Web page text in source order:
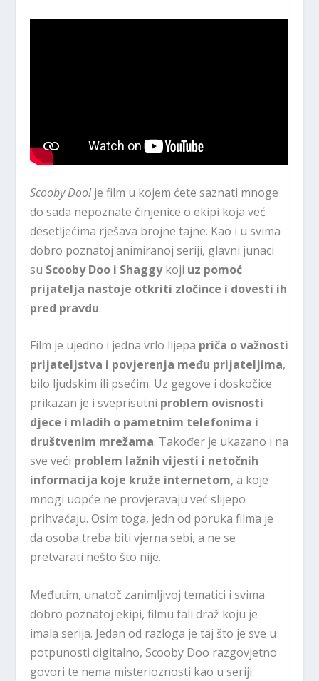
Scooby Doo!je film u kojem ćete saznati mnoge
do sada nepoznate činjenice o ekipi koja već
desetljećima rješava brojne tajne. Kao i u svima
dobro poznatoj animiranoj seriji, glavni junaci
su Scooby Doo i Shaggykoji uz pomoć
prijatelja nastoje otkriti zločince i dovesti ih
pred pravdu.
Film je ujedno i jedna vrlo lijepa priča o važnosti
prijateljstva i povjerenja među prijateljima,
bilo ljudskim ili psećim. Uz gegove i doskočice
prikazan je i sveprisutni problem ovisnosti
djece i mladih o pametnim telefonima i
društvenim mrežama. Također je ukazano i na
sve veći problem lažnih vijesti i netočnih
informacija koje kruže internetom, a koje
mnogi uopće ne provjeravaju već slijepo
prihvaćaju. Osim toga, jedn od poruka filma je
da osoba treba biti vjerna sebi, a ne se
pretvarati nešto što nije.
Međutim, unatoč zanimljivoj tematici i svima
dobro poznatoj ekipi, filmu fali draž koju je
imala serija. Jedan od razloga je taj što je sve u
potpunosti digitalno, Scooby Doo razgovjetno
govori te nema misterioznosti kao u seriji.